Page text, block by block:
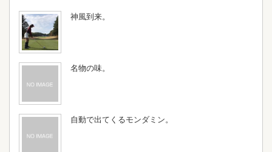
神風到来。
名物の味。
自動で出てくるモンダミン。